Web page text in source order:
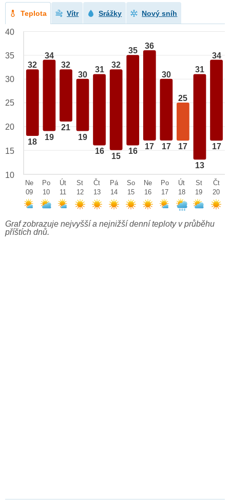
Teplota Vítr Srážky Nový sníh
32
18
34
19
32
21
30
19
31
16
32
15
35
16
36
17
30
17
25
17
31
13
34
17
40
35
30
25
20
15
10
Ne
09
Po
10
Út
11
St
12
Čt
13
Pá
14
So
15
Ne
16
Po
17
Út
18
St
19
Čt
20
Graf zobrazuje nejvyšší a nejnižší denní teploty v průběhu
příštích dnů.